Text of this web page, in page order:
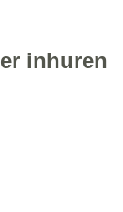
inhuren